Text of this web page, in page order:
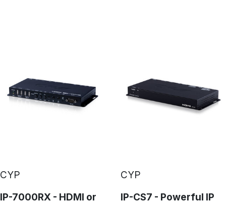
CYP
IP-7000RX - HDMI or
CYP
IP-CS7 - Powerful IP